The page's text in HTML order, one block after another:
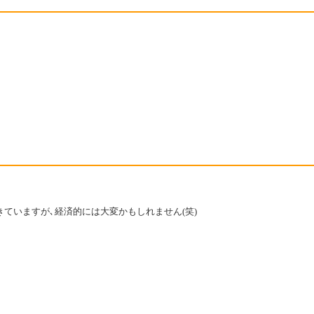
いますが､経済的には大変かもしれません(笑)